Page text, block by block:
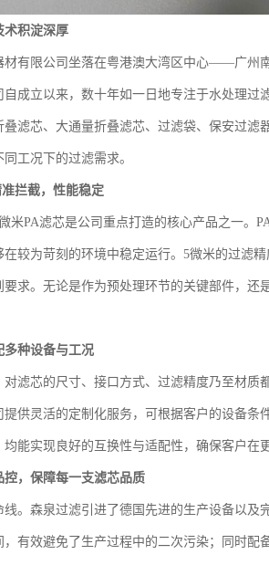
术积淀深厚
材有限公司坐落在粤港澳大湾区中心——广州
自成立以来，数十年如一日地专注于水处理
滤芯、大通量折叠滤芯、过滤袋、保安过滤
工况下的过滤需求。
拦截，性能稳定
米PA滤芯是公司重点打造的核心产品之一。
在较为苛刻的环境中稳定运行。5微米的过滤
求。无论是作为预处理环节的关键部件，
多种设备与工况
对滤芯的尺寸、接口方式、过滤精度乃至材
提供灵活的定制化服务，可根据客户的设备
能实现良好的互换性与适配性，确保客户在
控，保障每一支滤芯品质
线。森泉过滤引进了德国先进的生产设备以
，有效避免了生产过程中的二次污染；同时